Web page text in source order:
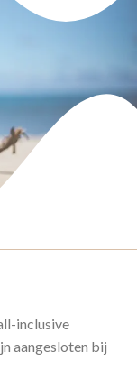
inclusive
aangesloten bij